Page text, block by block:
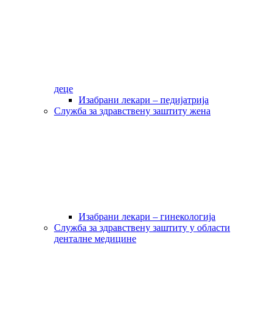
деце
Изабрани лекари – педијатрија
Служба за здравствену заштиту жена
Изабрани лекари – гинекологија
Служба за здравствену заштиту у области
денталне медицине